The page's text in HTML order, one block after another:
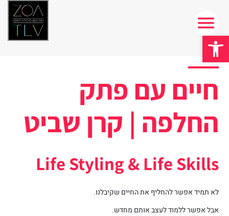
פתח סרגל נגישות
חיים עם פתק
החלפה | קרן שביט
Life Styling & Life Skills
לא תמיד אפשר להחליף את החיים שקיבלנו.
אבל אפשר ללמוד לעצב אותם מחדש.